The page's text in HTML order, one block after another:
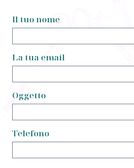
Il tuo nome
La tua email
Oggetto
Telefono